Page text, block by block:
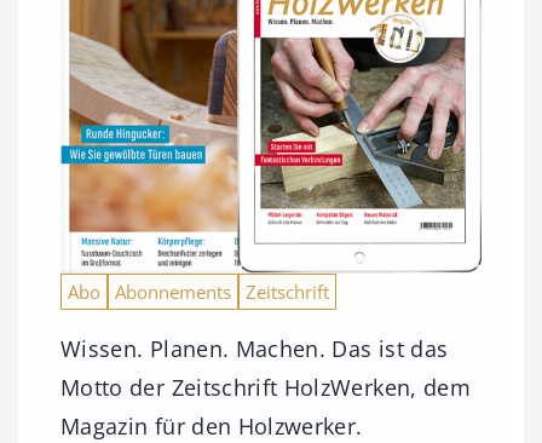
Abo Abonnements Zeitschrift
Wissen. Planen. Machen. Das ist das
Motto der Zeitschrift HolzWerken, dem
Magazin für den Holzwerker.